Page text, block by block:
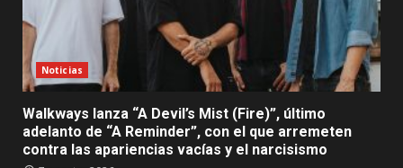
Noticias
Walkways lanza “A Devil’s Mist (Fire)”, último
adelanto de “A Reminder”, con el que arremeten
contra las apariencias vacías y el narcisismo